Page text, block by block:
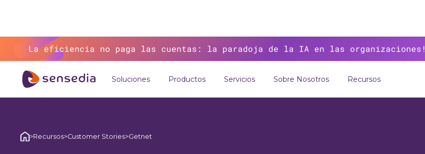
La eficiencia no paga las cuentas: la paradoja de la IA en las organizaciones!
Soluciones Productos Servicios Sobre Nosotros Recursos
>Recursos>Customer Stories>Getnet